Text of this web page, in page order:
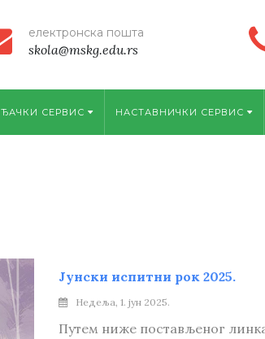
електронска пошта
skola@mskg.edu.rs
ЂАЧКИ СЕРВИС НАСТАВНИЧКИ СЕРВИС
Јунски испитни рок 2025.
Недеља, 1. јун 2025.
Путем ниже постављеног